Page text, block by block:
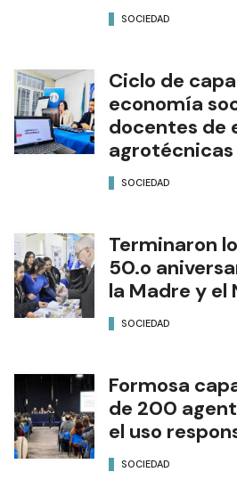
SOCIEDAD
Ciclo de
economía
docentes de
agrotécnicas
SOCIEDAD
Terminaron
50.o
la Madre y el
SOCIEDAD
Formosa
de 200
el uso
SOCIEDAD